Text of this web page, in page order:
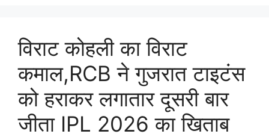
विराट कोहली का विराट
कमाल,RCB ने गुजरात टाइटंस
को हराकर लगातार दूसरी बार
जीता IPL 2026 का खिताब